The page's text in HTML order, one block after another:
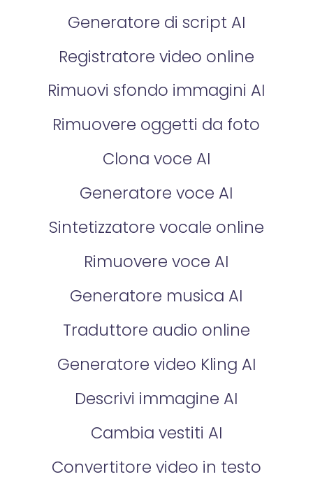
Generatore di script AI
Registratore video online
Rimuovi sfondo immagini AI
Rimuovere oggetti da foto
Clona voce AI
Generatore voce AI
Sintetizzatore vocale online
Rimuovere voce AI
Generatore musica AI
Traduttore audio online
Generatore video Kling AI
Descrivi immagine AI
Cambia vestiti AI
Convertitore video in testo